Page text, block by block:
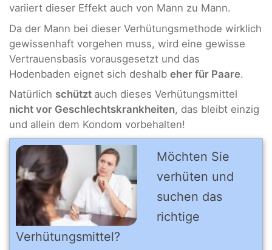
variiert dieser Effekt auch von Mann zu Mann.
Da der Mann bei dieser Verhütungsmethode wirklich
gewissenhaft vorgehen muss, wird eine gewisse
Vertrauensbasis vorausgesetzt und das
Hodenbaden eignet sich deshalb eher für Paare.
Natürlich schützt auch dieses Verhütungsmittel
nicht vor Geschlechtskrankheiten, das bleibt einzig
und allein dem Kondom vorbehalten!
Möchten Sie
verhüten und
suchen das
richtige
Verhütungsmittel?